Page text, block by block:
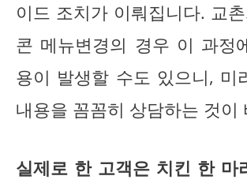
이드 조치가 이뤄집니다. 교
콘 메뉴변경의 경우 이 과정
용이 발생할 수도 있으니, 미
내용을 꼼꼼히 상담하는 것이
실제로 한 고객은 치킨 한 마